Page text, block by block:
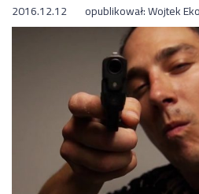
2016.12.12 opublikował:Wojtek